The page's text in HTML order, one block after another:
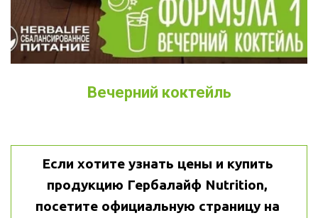
Вечерний коктейль
Если хотите узнать цены и купить
продукцию Гербалайф Nutrition,